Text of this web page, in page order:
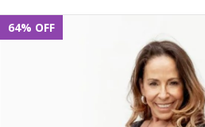
64% OFF